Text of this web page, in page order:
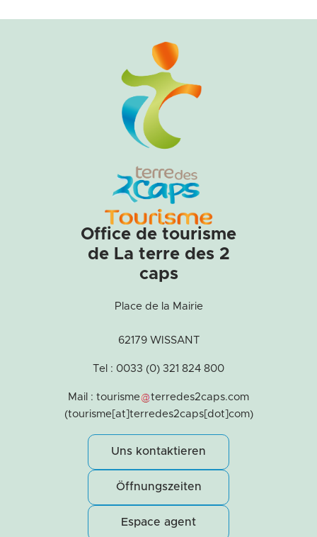
Office de tourisme
de La terre des 2
caps
Place de la Mairie
62179 WISSANT
Tel : 0033 (0) 321 824 800
Mail : tourisme terredes2caps.com
(tourisme[at]terredes2caps[dot]com)
Uns kontaktieren
Öffnungszeiten
Espace agent